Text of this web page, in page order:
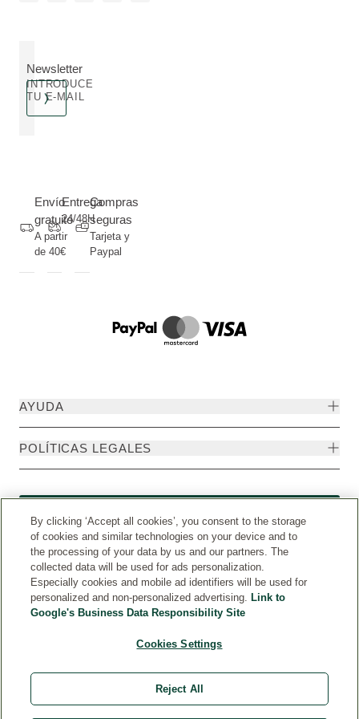
Newsletter
INTRODUCE
TU E-MAIL
Envío
gratuito
A partir
de 40€
Entrega
24/48H
Compras
seguras
Tarjeta y
Paypal
AYUDA
POLÍTICAS LEGALES
Weleda Internacional © Weleda 2026
By clicking ‘Accept all cookies’, you consent to the storage
of cookies and similar technologies on your device and to
the processing of your data by us and our partners. The
collected data will be used for ads personalization.
Especially cookies and mobile ad identifiers will be used for
personalized and non-personalized advertising. Link to
Google's Business Data Responsibility Site
Cookies Settings
Reject All